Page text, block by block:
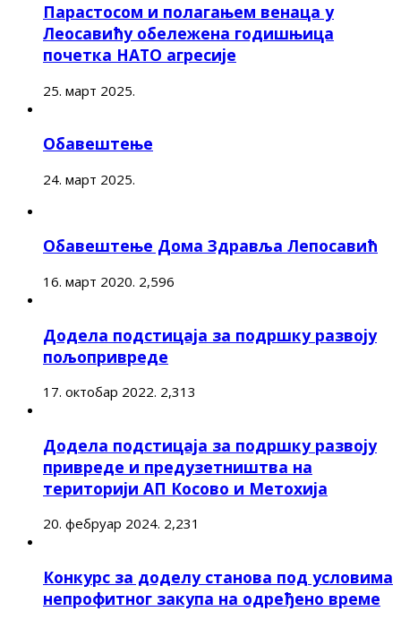
Парастосом и полагањем венаца у
Леосавићу обележена годишњица
почетка НАТО агресије
25. март 2025.
Обавештење
24. март 2025.
Обавештење Дома Здравља Лепосавић
16. март 2020. 2,596
Додела подстицаја за подршку развоју
пољопривреде
17. октобар 2022. 2,313
Додела подстицаја за подршку развоју
привреде и предузетништва на
територији АП Косово и Метохија
20. фебруар 2024. 2,231
Конкурс за доделу станова под условима
непрофитног закупа на одређено време